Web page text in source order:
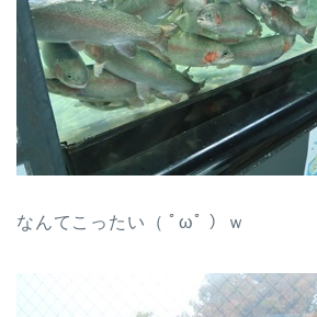
なんてこったい（ ﾟωﾟ ）ｗ